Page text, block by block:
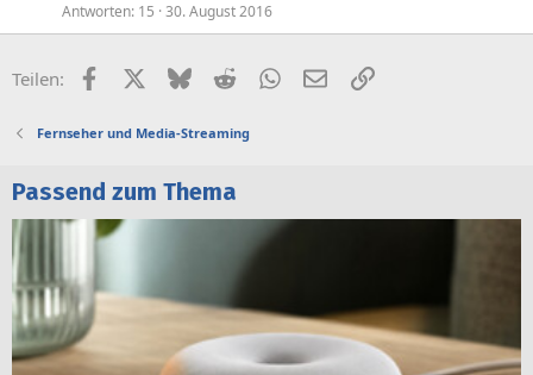
Antworten 15 30. August 2016
Teilen: FacebookX (Twitter)
BlueskyRedditWhatsApp
E-MailLink
Fernseher und Media-Streaming
Passend zum Thema